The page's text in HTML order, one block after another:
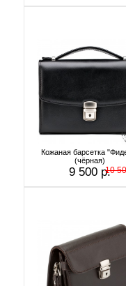
Кожаная барсетка
(чёрная)
9 500 р.10